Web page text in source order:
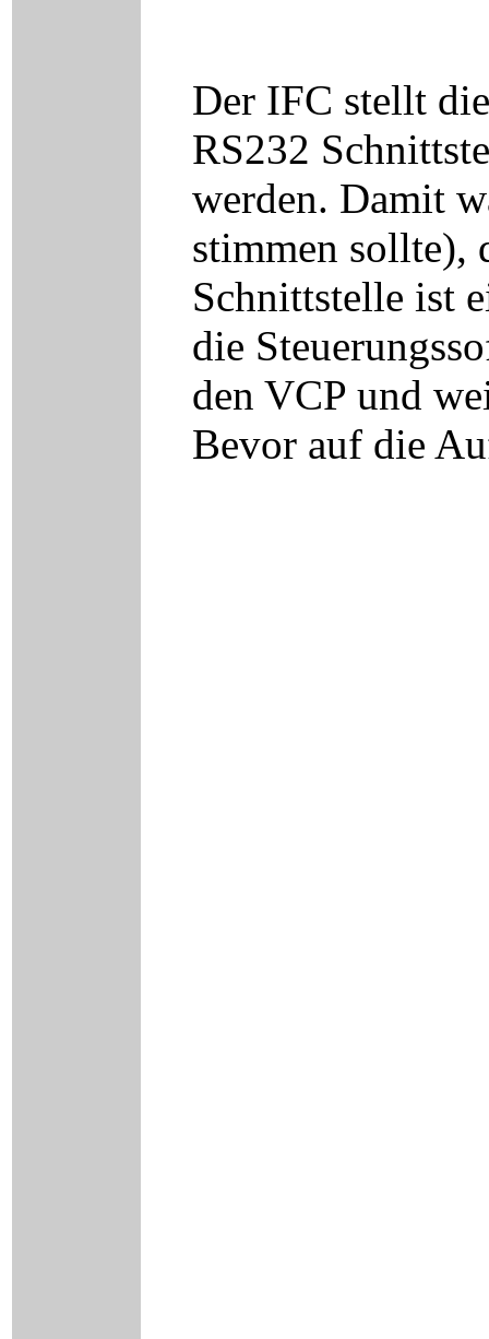
Der IFC stellt
RS232
werden. Damit
stimmen sollte),
Schnittstelle ist
die
den VCP und
Bevor auf die